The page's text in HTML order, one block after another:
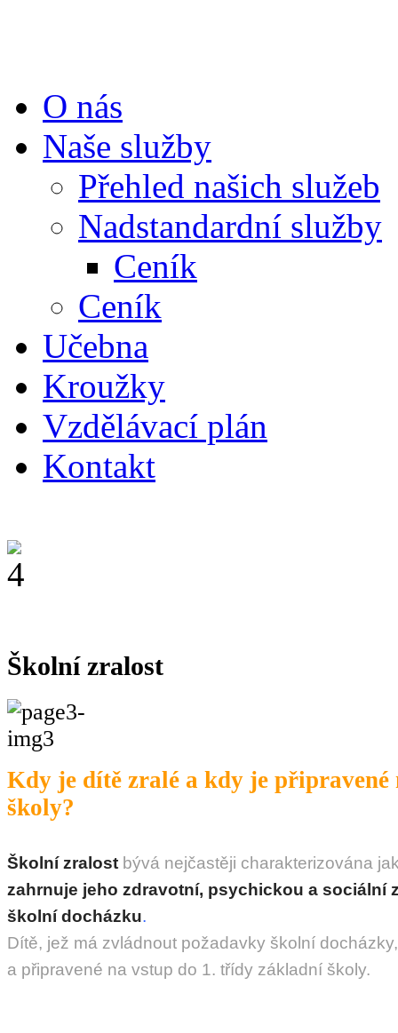
O nás
Naše služby
Přehled našich služeb
Nadstandardní služby
Ceník
Ceník
Učebna
Kroužky
Vzdělávací plán
Kontakt
Školní zralost
Kdy je dítě zralé a kdy je připravené
školy?
Školní zralost bývá nejčastěji charakterizována
zahrnuje jeho zdravotní, psychickou a sociální
školní docházku.
Dítě, jež má zvládnout požadavky školní
a připravené na vstup do 1. třídy základní školy.